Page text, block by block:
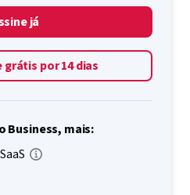
já
por 14 dias
Business, mais: